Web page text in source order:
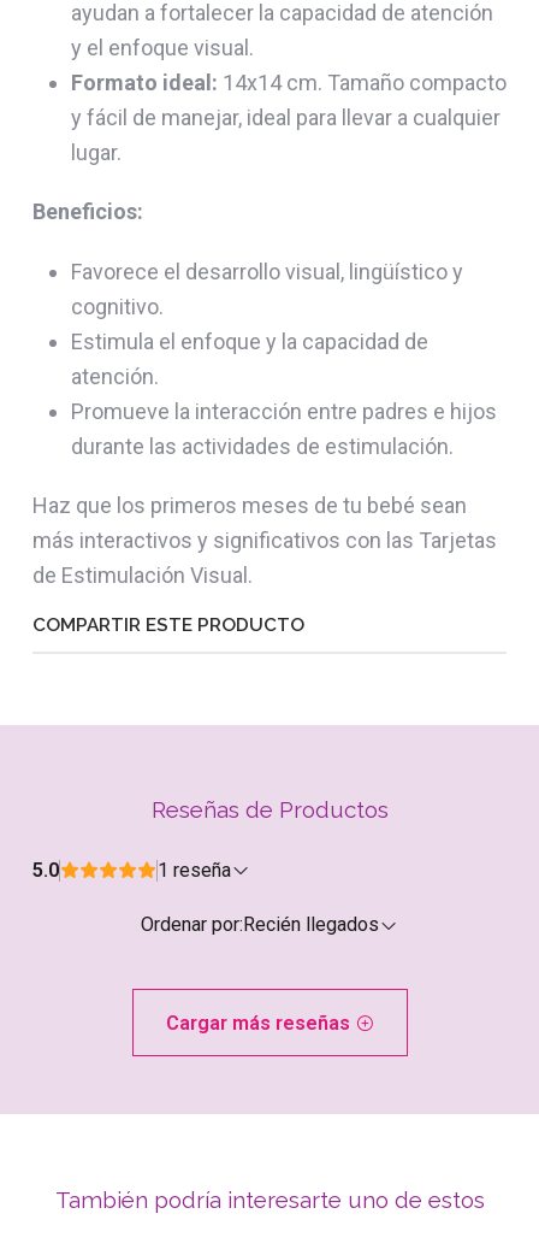
ayudan a fortalecer la capacidad de atención
y el enfoque visual.
Formato ideal: 14x14 cm. Tamaño compacto
y fácil de manejar, ideal para llevar a cualquier
lugar.
Beneficios:
Favorece el desarrollo visual, lingüístico y
cognitivo.
Estimula el enfoque y la capacidad de
atención.
Promueve la interacción entre padres e hijos
durante las actividades de estimulación.
Haz que los primeros meses de tu bebé sean
más interactivos y significativos con las Tarjetas
de Estimulación Visual.
COMPARTIR ESTE PRODUCTO
Reseñas de Productos
5.0 1 reseña
Ordenar por:Recién llegados
Cargar más reseñas
También podría interesarte uno de estos